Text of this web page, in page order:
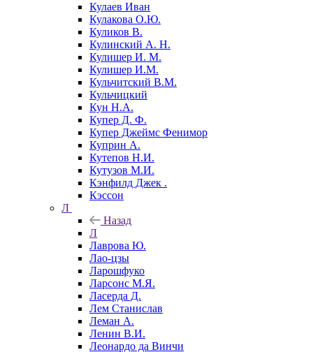
Кулаев Иван
Кулакова О.Ю.
Куликов В.
Кулинский А. Н.
Кулишер И. М.
Кулишер И.М.
Кульчитский В.М.
Кульчицкий
Кун Н.А.
Купер Д. Ф.
Купер Джеймс Фенимор
Куприн А.
Кутепов Н.И.
Кутузов М.И.
Кэнфилд Джек .
Кэссон
Л
Назад
Л
Лаврова Ю.
Лао-цзы
Ларошфуко
Ларсонс М.Я.
Ласерда Д.
Лем Станислав
Леман А.
Ленин В.И.
Леонардо да Винчи